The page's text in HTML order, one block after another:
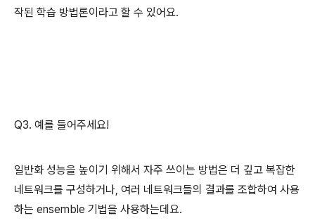
작된 학습 방법론이라고 할 수 있어요.
Q3. 예를 들어주세요!
일반화 성능을 높이기 위해서 자주 쓰이는 방법은 더 깊고 복잡한
네트워크를 구성하거나, 여러 네트워크들의 결과를 조합하여 사용
하는 ensemble 기법을 사용하는데요.